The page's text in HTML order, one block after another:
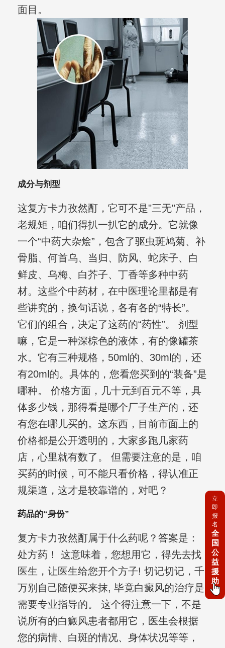
面目。
成分与剂型
这复方卡力孜然酊，它可不是"三无"产品，
老规矩，咱们得扒一扒它的成分。它就像
一个“中药大杂烩”，包含了驱虫斑鸠菊、补
骨脂、何首乌、当归、防风、蛇床子、白
鲜皮、乌梅、白芥子、丁香等多种中药
材。这些个中药材，在中医理论里都是有
些讲究的，换句话说，各有各的“特长”。
它们的组合，决定了这药的“药性”。 剂型
嘛，它是一种深棕色的液体，有的像罐茶
水。它有三种规格，50ml的、30ml的，还
有20ml的。具体的，您看您买到的“装备”是
哪种。 价格方面，几十元到百元不等，具
体多少钱，那得看是哪个厂子生产的，还
有您在哪儿买的。这东西，目前市面上的
价格都是公开透明的，大家多跑几家药
店，心里就有数了。 但需要注意的是，咱
买药的时候，可不能只看价格，得认准正
规渠道，这才是较靠谱的，对吧？
药品的“身份”
复方卡力孜然酊属于什么药呢？答案是：
处方药！ 这意味着，您想用它，得先去找
医生，让医生给您开个方子! 切记切记，千
万别自己随便买来抹, 毕竟白癜风的治疗是
需要专业指导的。 这个得注意一下，不是
说所有的白癜风患者都用它，医生会根据
您的病情、白斑的情况、身体状况等等，
立
即
报
名
全
国
公
益
援
助